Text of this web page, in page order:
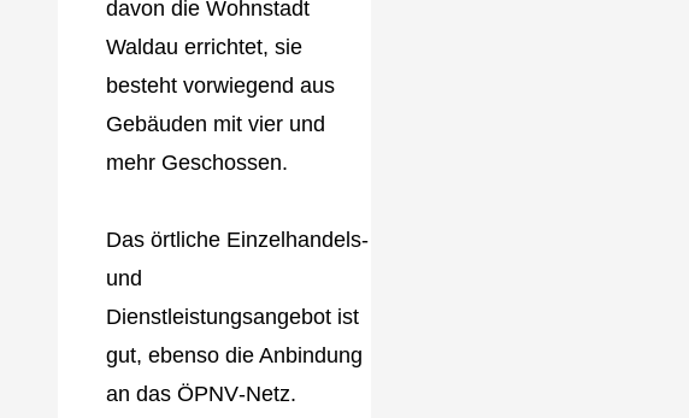
davon die Wohnstadt
Waldau errichtet, sie
besteht vorwiegend aus
Gebäuden mit vier und
mehr Geschossen.
Das örtliche Einzelhandels‐
und
Dienstleistungsangebot ist
gut, ebenso die Anbindung
an das ÖPNV‐Netz.